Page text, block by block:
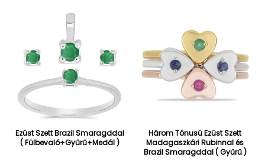
Ezüst Szett Brazil Smaragddal
( Fülbevaló+Gyűrű+Medál )
Három Tónusú Ezüst Szett
Madagaszkári Rubinnal és
Brazil Smaragddal ( Gyűrű )